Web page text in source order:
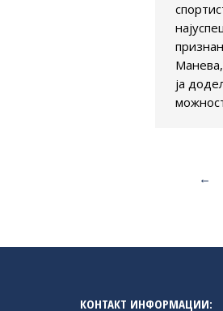
ја
←
КОНТАКТ ИНФОРМАЦИИ: